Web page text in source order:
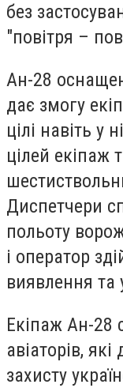
без
"повітря –
Ан-28
дає змогу
цілі навіть у
цілей екіпаж
Диспетчери
польоту
і оператор
виявлення та
Екіпаж Ан-28
авіаторів,
захисту